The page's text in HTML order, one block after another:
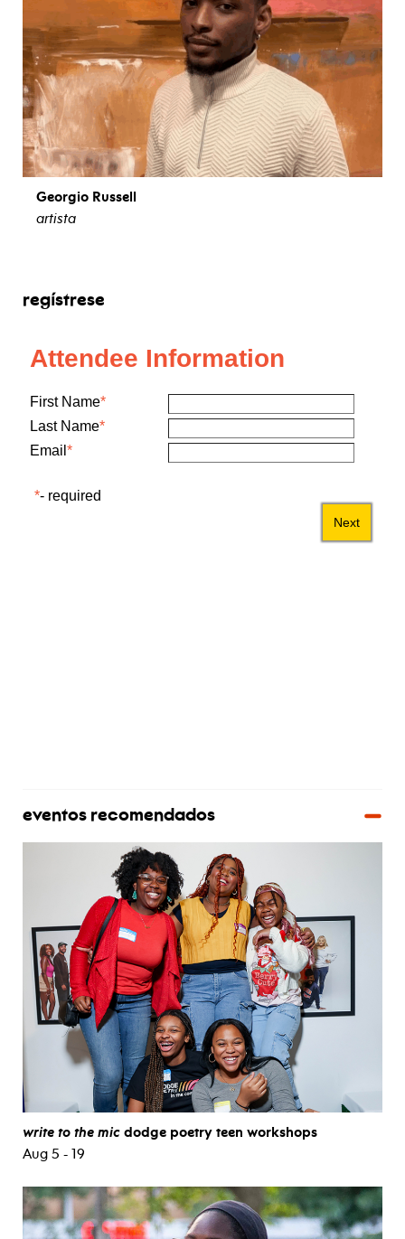
Georgio Russell
artista
regístrese
eventos recomendados
write to the mic dodge poetry teen workshops
Aug 5 - 19